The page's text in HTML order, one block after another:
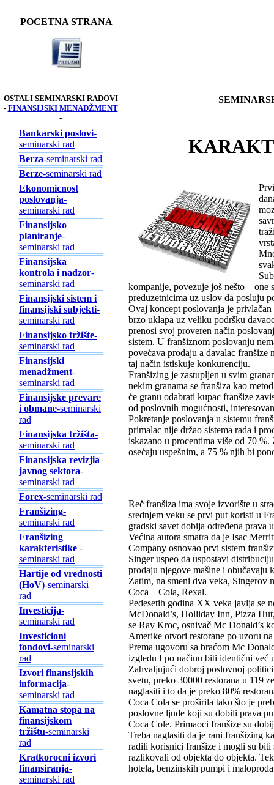
POCETNA STRANA
OSTALI SEMINARSKI RADOVI
- FINANSIJSKI MENADŽMENT
-
Bankarski poslovi-
seminarski rad
Berza-seminarski rad
Berze-seminarski rad
Ekonomicnost
poslovanja-
seminarski rad
Finansijsko
planiranje-
seminarski rad
Finansijska
kontrola i nadzor-
seminarski rad
Finansijski sistem i
finansijski subjekti-
seminarski rad
Finansijsko tržište-
seminarski rad
Finansijski
menadžment-
seminarski rad
Finansijske prevare
i obmane-seminarski
rad
Finansijska tržišta-
seminarski rad
Finansijska revizjia
javnog sektora-
seminarski rad
Forex-seminarski rad
Franšizing-
seminarski rad
Franšizing
karakteristike -
seminarski rad
Hartije od vrednosti
(HoV)-seminarski
rad
Investicija-
seminarski rad
Investicioni
fondovi-seminarski
rad
Izvori finansijskih
informacija-
seminarski rad
Kamatna stopa na
finansijskom
tržištu-seminarski
rad
Kratkorocni izvori
finansiranja-
seminarski rad
kompanije, povezuje još nešto –
preduzetnicima uz uslov da posluju
Ovaj koncept poslovanja je
brzo uklapa uz veliku podršku
prenosi svoj proveren način
sistem. U franšiznom poslovanju
povećava prodaju a davalac
taj način istiskuje konkurenciju.
Franšizing je zastupljen u svim
nekim granama se franšiza kao
će granu odabrati kupac franšize
od poslovnih mogućnosti,
Pokretanje poslovanja u sistemu
primalac nije držao sistema rada i
iskazano u procentima više od 70
osećaju uspešnim, a 75 % njih bi
Reč franšiza ima svoje izvorište u
srednjem veku se prvi put koristi u
gradski savet dobija određena prava
Većina autora smatra da je Isac
Company osnovao prvi sistem
Singer uspeo da uspostavi
prodaju njegove mašine i obučavaju
Zatim, na smeni dva veka, Singerov
Coca – Cola, Rexal.
Pedesetih godina XX veka javlja se
McDonald’s, Holliday Inn, Pizza
se Ray Kroc, osnivač Mc Donald’s
Amerike otvori restorane po uzoru
Prema ugovoru sa braćom Mc
izgledu I po načinu biti identični već
Zahvaljujući dobroj poslovnoj politici
svetu, preko 30000 restorana u 119
naglasiti i to da je preko 80%
Coca Cola se proširila tako što je
poslovne ljude koji su dobili prava
Coca Cole. Primaoci franšize su
Treba naglasiti da je rani franšizing
radili korisnici franšize i mogli su biti
razlikovali od objekta do objekta.
hotela, benzinskih pumpi i